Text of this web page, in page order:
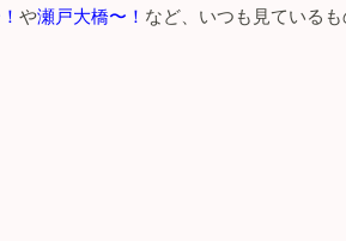
や瀬戸大橋〜！ など、いつも見ている